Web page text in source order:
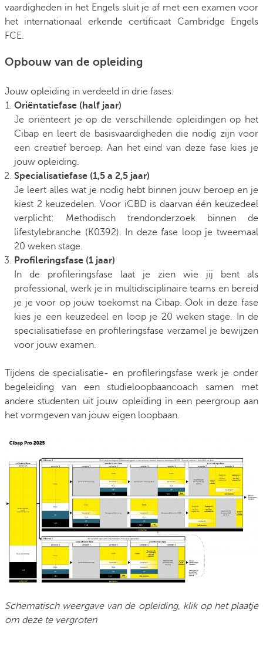
vaardigheden in het Engels sluit je af met een examen voor
het internationaal erkende certificaat Cambridge Engels
FCE.
Opbouw van de opleiding
Jouw opleiding in verdeeld in drie fases:
Oriëntatiefase (half jaar)
Je oriënteert je op de verschillende opleidingen op het
Cibap en leert de basisvaardigheden die nodig zijn voor
een creatief beroep. Aan het eind van deze fase kies je
jouw opleiding.
Specialisatiefase (1,5 a 2,5 jaar)
Je leert alles wat je nodig hebt binnen jouw beroep en je
kiest 2 keuzedelen. Voor iCBD is daarvan één keuzedeel
verplicht: Methodisch trendonderzoek binnen de
lifestylebranche (K0392). In deze fase loop je tweemaal
20 weken stage.
Profileringsfase (1 jaar)
In de profileringsfase laat je zien wie jij bent als
professional, werk je in multidisciplinaire teams en bereid
je je voor op jouw toekomst na Cibap. Ook in deze fase
kies je een keuzedeel en loop je 20 weken stage. In de
specialisatiefase en profileringsfase verzamel je bewijzen
voor jouw examen.
Tijdens de specialisatie- en profileringsfase werk je onder
begeleiding van een studieloopbaancoach samen met
andere studenten uit jouw opleiding in een peergroup aan
het vormgeven van jouw eigen loopbaan.
Schematisch weergave van de opleiding, klik op het plaatje
om deze te vergroten